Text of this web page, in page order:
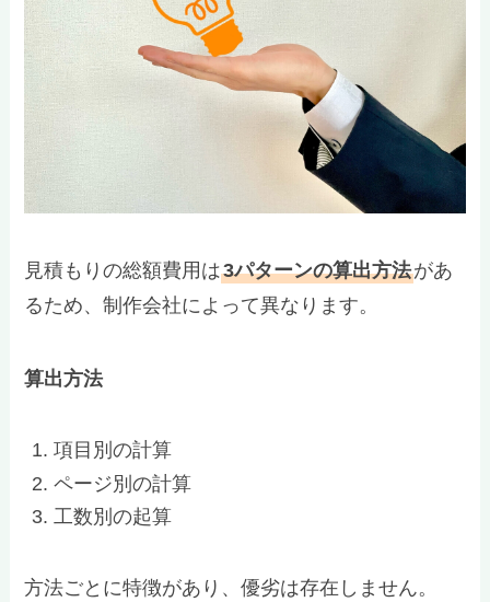
見積もりの総額費用は3パターンの算出方法があ
るため、制作会社によって異なります。
算出方法
項目別の計算
ページ別の計算
工数別の起算
方法ごとに特徴があり、優劣は存在しません。